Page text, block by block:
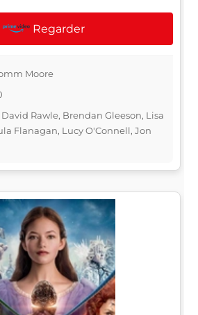
Regarder
Moore
David Rawle, Brendan Gleeson, Lisa
Flanagan, Lucy O'Connell, Jon